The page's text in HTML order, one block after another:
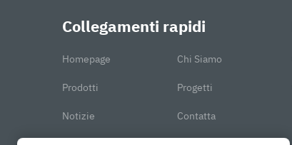
Collegamenti rapidi
Homepage Chi Siamo
Prodotti Progetti
Notizie Contatta